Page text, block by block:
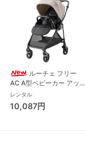
ルーチェ フリー
AC A型ベビーカー アッ
プリカ(Aprica) A型ベビ
ーカー アップリカ
(Aprica)
レンタル
10,087円